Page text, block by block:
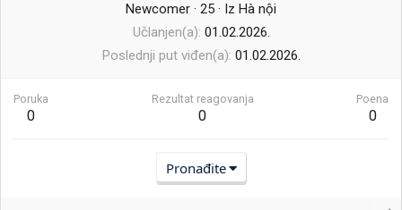
Newcomer · 25 · Iz Hà nội
Učlanjen(a) 01.02.2026.
Poslednji put viđen(a) 01.02.2026.
Poruka
0
Rezultat reagovanja
0
Poena
0
Pronađite